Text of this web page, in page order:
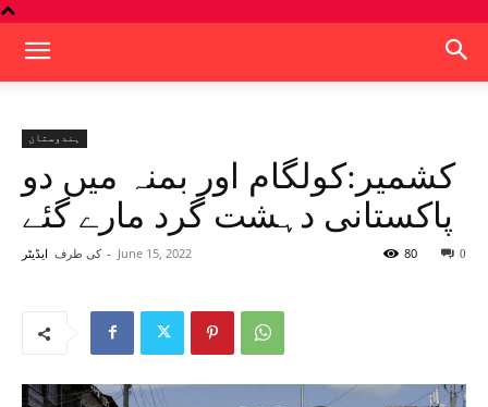
ہندوستان
کشمیر:کولگام اور بمنہ میں دو
پاکستانی دہشت گرد مارے گئے
کی طرف ایڈیٹر - June 15, 2022 0
80